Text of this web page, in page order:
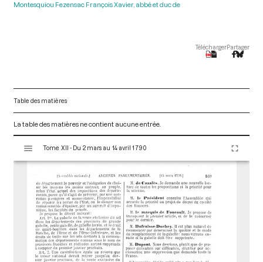
Montesquiou Fezensac François Xavier, abbé et duc de
TéléchargerPartager
Table des matières
La table des matières ne contient aucune entrée.
s
Tome XII - Du 2 mars au 14 avril 1790